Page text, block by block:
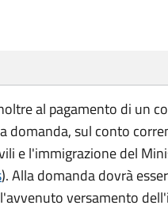
al pagamento di un
domanda, sul conto
e l'immigrazione del
). Alla domanda dovrà
versamento